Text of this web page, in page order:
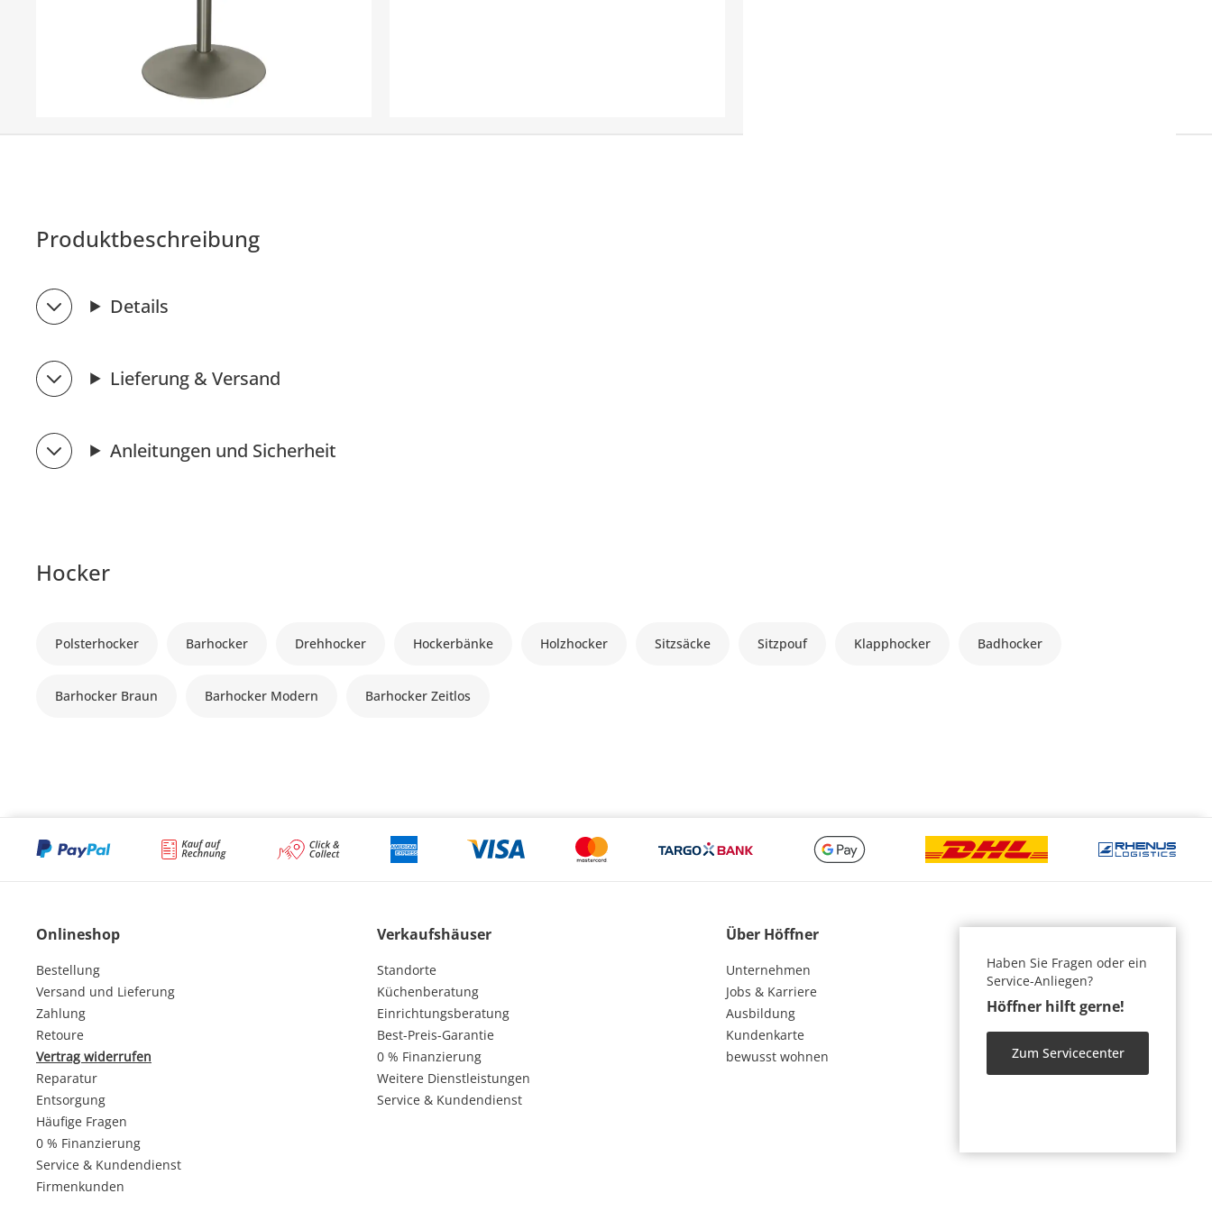
Produktbeschreibung
Details
Lieferung & Versand
Anleitungen und Sicherheit
Hocker
Polsterhocker Barhocker Drehhocker Hockerbänke Holzhocker Sitzsäcke Sitzpouf Klapphocker Badhocker
Barhocker Braun Barhocker Modern Barhocker Zeitlos
Onlineshop
Bestellung
Versand und Lieferung
Zahlung
Retoure
Vertrag widerrufen
Reparatur
Entsorgung
Häufige Fragen
0 % Finanzierung
Service & Kundendienst
Firmenkunden
Verkaufshäuser
Standorte
Küchenberatung
Einrichtungsberatung
Best-Preis-Garantie
0 % Finanzierung
Weitere Dienstleistungen
Service & Kundendienst
Über Höffner
Unternehmen
Jobs & Karriere
Ausbildung
Kundenkarte
bewusst wohnen
Haben Sie Fragen oder ein
Service-Anliegen?
Höffner hilft gerne!
Zum Servicecenter